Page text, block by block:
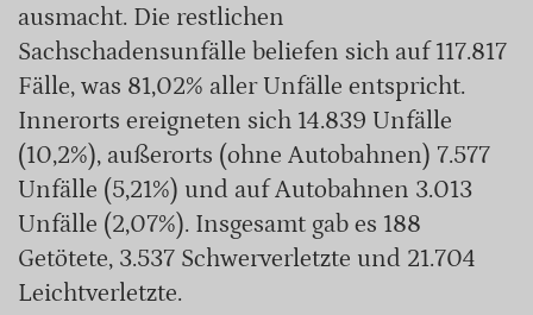
ausmacht. Die restlichen
Sachschadensunfälle beliefen sich auf 117.817
Fälle, was 81,02% aller Unfälle entspricht.
Innerorts ereigneten sich 14.839 Unfälle
(10,2%), außerorts (ohne Autobahnen) 7.577
Unfälle (5,21%) und auf Autobahnen 3.013
Unfälle (2,07%). Insgesamt gab es 188
Getötete, 3.537 Schwerverletzte und 21.704
Leichtverletzte.